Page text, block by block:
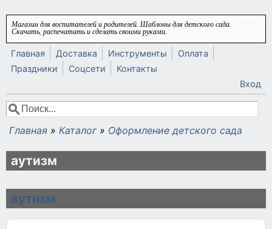
Перейти к основному содержанию
Магазин для воспитателей и родителей. Шаблоны для детского сада.
Скачать, распечатать и сделать своими руками.
Главная Доставка Инструменты
Оплата
Праздники
Соцсети
Контакты
Вход
Форма поиска
Поиск
Вы здесь
Главная » Каталог » Оформление детского сада
аутизм
аутизм